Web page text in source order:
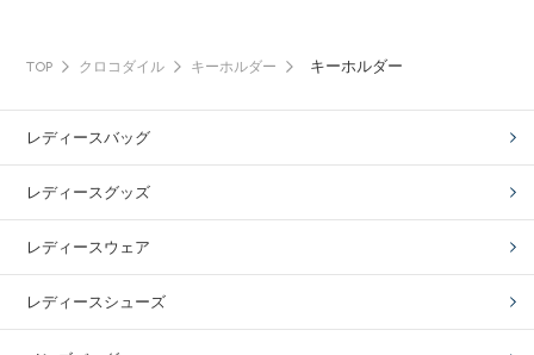
TOP クロコダイル キーホルダー キーホルダー
レディースバッグ
レディースグッズ
レディースウェア
レディースシューズ